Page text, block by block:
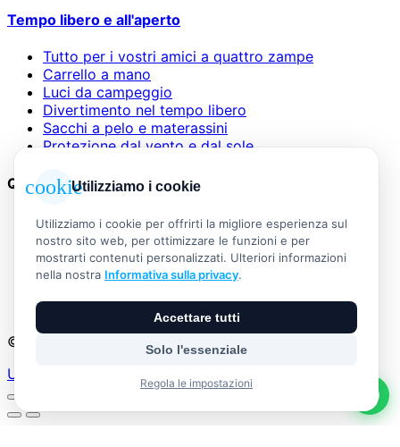
Tempo libero e all'aperto
Tutto per i vostri amici a quattro zampe
Carrello a mano
Luci da campeggio
Divertimento nel tempo libero
Sacchi a pelo e materassini
Protezione dal vento e dal sole
Questioni legali
AGB
Informazioni legali
Informativa sulla privacy
Widerrufsbelehrung
Vertrag widerrufen
© 2026 Outdoor Living Alle Rechte vorbehalten
Umsetzung:
cookieUtilizziamo i cookie
Utilizziamo i cookie per offrirti la migliore esperienza sul
nostro sito web, per ottimizzare le funzioni e per
mostrarti contenuti personalizzati. Ulteriori informazioni
nella nostra Informativa sulla privacy.
Accettare tutti
Solo l'essenziale
Regola le impostazioni